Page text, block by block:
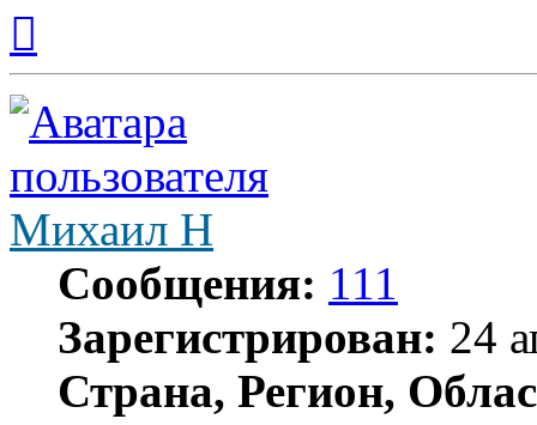
началу
Михаил Н
Сообщения: 111
Зарегистрирован: 24
Страна, Регион,